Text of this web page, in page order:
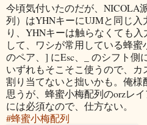
今頃気付いたのだが、NICOLA
列）はYHNキーにUJMと同じ入
り、YHNキーは触らなくても
して、ワシが常用している蜂
のペア、] にEsc、_ のシフト側
いずれもそこそこ使うので、
割り当てないと拙いかも。俺様
思うが、蜂蜜小梅配列のorzレ
には必須なので、仕方ない。
#蜂蜜小梅配列